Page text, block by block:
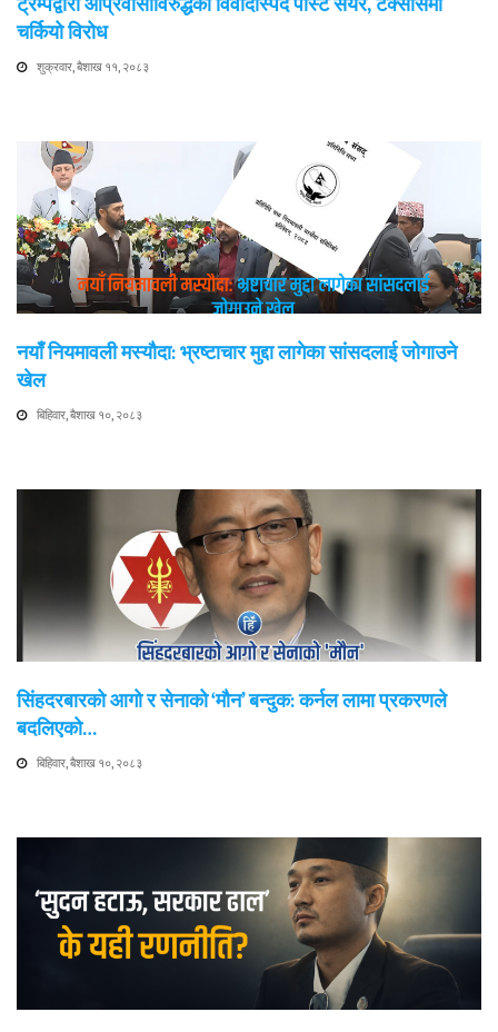
चर्कियो विरोध
शुक्रवार, बैशाख ११, २०८३
नयाँ नियमावली मस्यौदा: भ्रष्टाचार मुद्दा लागेका सांसदलाई जोगाउने
खेल
बिहिवार, बैशाख १०, २०८३
सिंहदरबारको आगो र सेनाको ‘मौन’ बन्दुक: कर्नल लामा प्रकरणले
बदलिएको…
बिहिवार, बैशाख १०, २०८३